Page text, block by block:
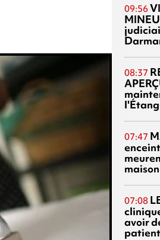
09:56
08:37
07:47
maison
07:08
avoir